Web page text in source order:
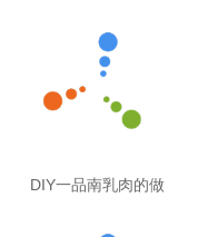
DIY一品南乳肉的做